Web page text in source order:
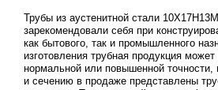
Трубы из аустенитной стали
зарекомендовали себя при
как бытового, так и промышленного
изготовления трубная продукция может
нормальной или повышенной точности,
и сечению в продаже представлены